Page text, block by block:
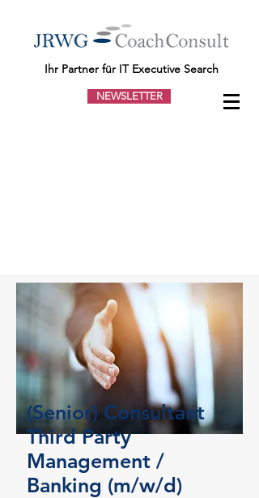
Ihr Partner für IT Executive Search
NEWSLETTER
(Senior) Consultant
Third Party
Management /
Banking (m/w/d)